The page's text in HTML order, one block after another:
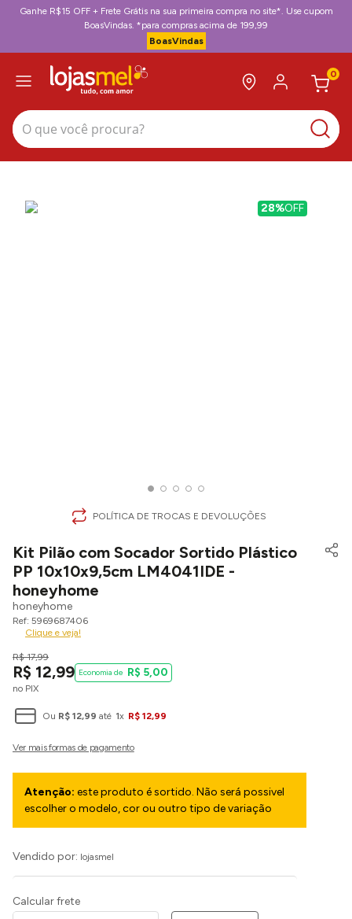
Ganhe R$15 OFF + Frete Grátis na sua primeira compra no site*. Use cupom
BoasVindas. *para compras acima de 199,99
BoasVindas
0
O que você procura?
28%OFF
POLÍTICA DE TROCAS E DEVOLUÇÕES
Kit Pilão com Socador Sortido Plástico
PP 10x10x9,5cm LM4041IDE -
honeyhome
honeyhome
5969687406
Clique e veja!
R$ 17,99
R$ 12,99
no PIX
R$ 5,00
Ou R$ 12,99 até 1x R$ 12,99
Atenção: este produto é sortido. Não será possivel
escolher o modelo, cor ou outro tipo de variação
Vendido por: lojasmel
Calcular frete